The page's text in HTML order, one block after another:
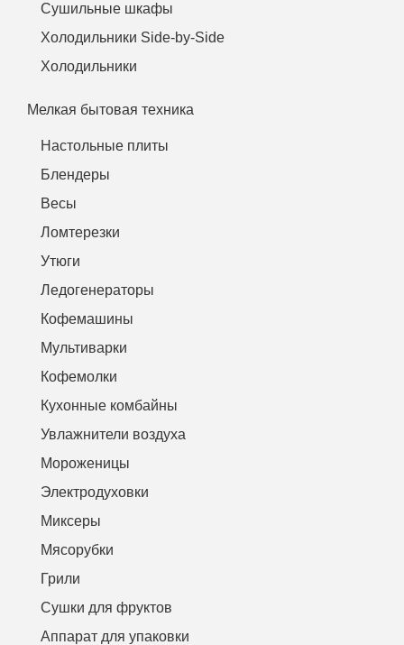
Сушильные шкафы
Холодильники Side-by-Side
Холодильники
Мелкая бытовая техника
Настольные плиты
Блендеры
Весы
Ломтерезки
Утюги
Ледогенераторы
Кофемашины
Мультиварки
Кофемолки
Кухонные комбайны
Увлажнители воздуха
Мороженицы
Электродуховки
Миксеры
Мясорубки
Грили
Сушки для фруктов
Аппарат для упаковки